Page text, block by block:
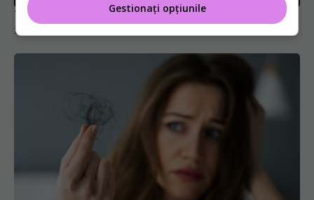
Terapia care distruge tumorile pulmonare
15 apr 2026, 14:29
Gestionați opțiunile